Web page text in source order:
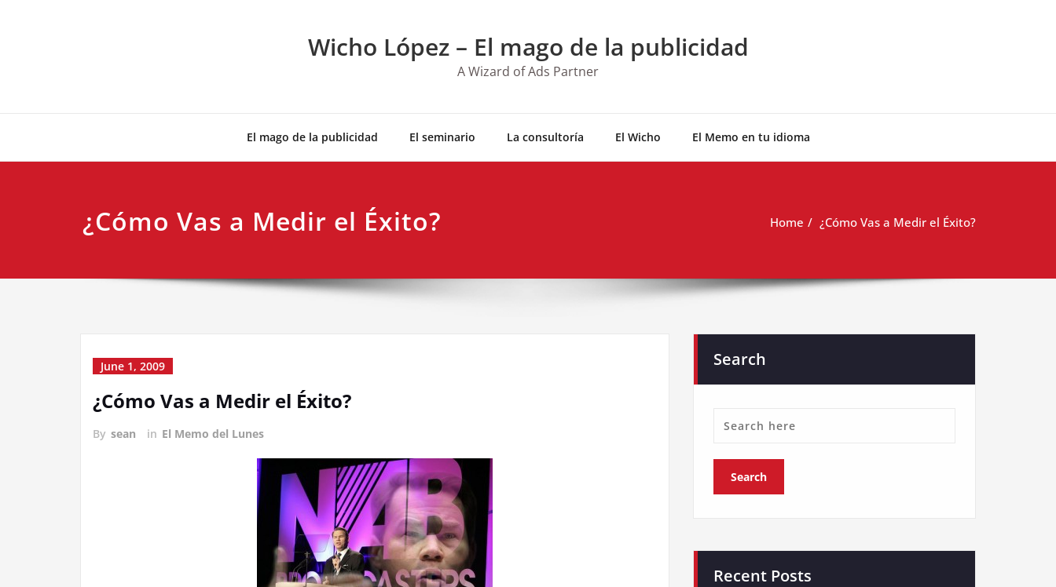
Wicho López – El mago de la publicidad
A Wizard of Ads Partner
El mago de la publicidad El seminario La consultoría El Wicho El Memo en tu idioma
¿Cómo Vas a Medir el Éxito? Home ¿Cómo Vas a Medir el Éxito?
June 1, 2009
¿Cómo Vas a Medir el Éxito?
By sean in El Memo del Lunes
Search
Recent Posts